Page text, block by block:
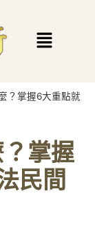
？掌握6大重點就
掌握
民間